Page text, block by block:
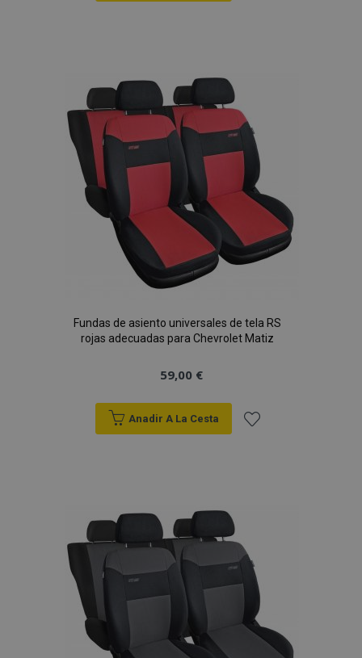
de
Deseos
Fundas de asiento universales de tela RS
rojas adecuadas para Chevrolet Matiz
59,00 €
Anadir A La Cesta
de
Deseos